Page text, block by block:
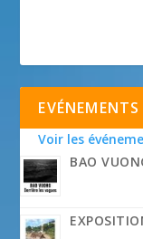
EVÉNEMENTS
Voir les
BAO